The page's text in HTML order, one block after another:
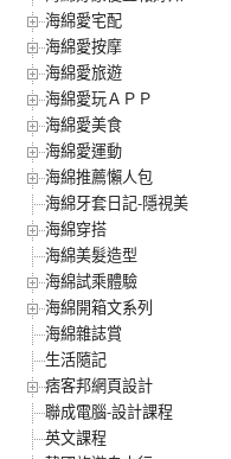
海綿愛宅配
海綿愛按摩
海綿愛旅遊
海綿愛玩ＡＰＰ
海綿愛美食
海綿愛運動
海綿推薦懶人包
海綿牙套日記-隱視美
海綿穿搭
海綿美髮造型
海綿試乘體驗
海綿開箱文系列
海綿雜誌賞
生活隨記
痞客邦網頁設計
聯成電腦-設計課程
英文課程